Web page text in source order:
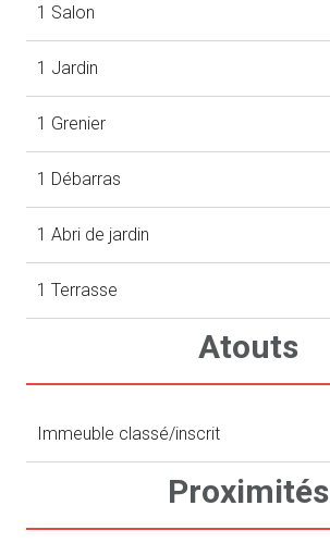
1 Salon
1 Jardin
1 Grenier
1 Débarras
1 Abri de jardin
1 Terrasse
Atouts
Immeuble classé/inscrit
Proximités